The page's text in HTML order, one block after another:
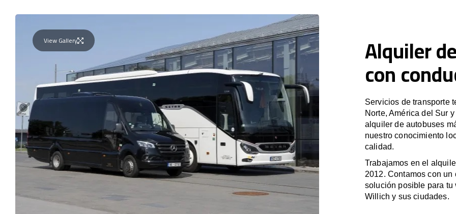
View Gallery Alquiler
con
Servicios de transporte
Norte, América del Sur
alquiler de autobuses
nuestro conocimiento
calidad.
Trabajamos en el
2012. Contamos con
solución posible para tu
Willich y sus ciudades.